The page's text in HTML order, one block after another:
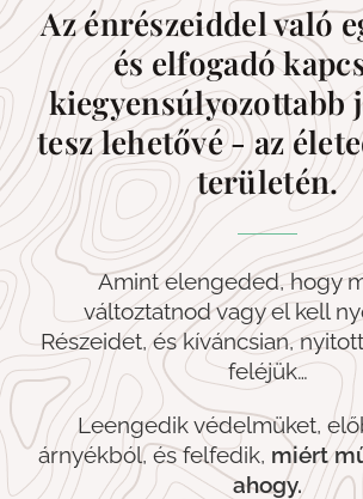
Az énrészeiddel való
és elfogadó
kiegyensúlyozottabb
tesz lehetővé - az
területén.
Amint elengeded, hogy
változtatnod vagy el kell
Részeidet, és kíváncsian,
feléjük…
Leengedik védelmüket,
árnyékból, és felfedik, miért
ahogy.